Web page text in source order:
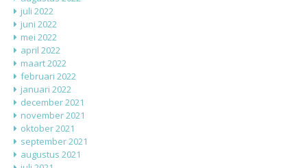
juli 2022
juni 2022
mei 2022
april 2022
maart 2022
februari 2022
januari 2022
december 2021
november 2021
oktober 2021
september 2021
augustus 2021